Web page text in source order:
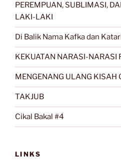
PEREMPUAN, SUBLIMASI,
LAKI-LAKI
Di Balik Nama Kafka dan
KEKUATAN NARASI-NARASI
MENGENANG ULANG KISAH
TAKJUB
Cikal Bakal #4
LINKS